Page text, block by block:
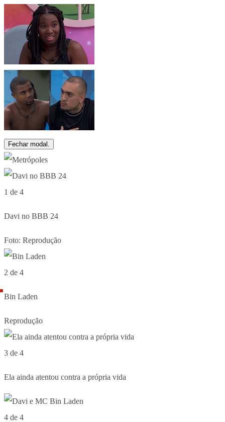
Fechar modal.
1 de 4
Davi no BBB 24
Foto: Reprodução
2 de 4
Bin Laden
Reprodução
3 de 4
Ela ainda atentou contra a própria vida
4 de 4